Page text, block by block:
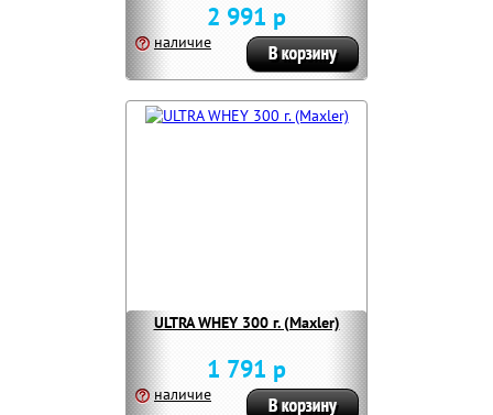
2 991 р
наличие
ULTRA WHEY 300 г. (Maxler)
1 791 р
наличие